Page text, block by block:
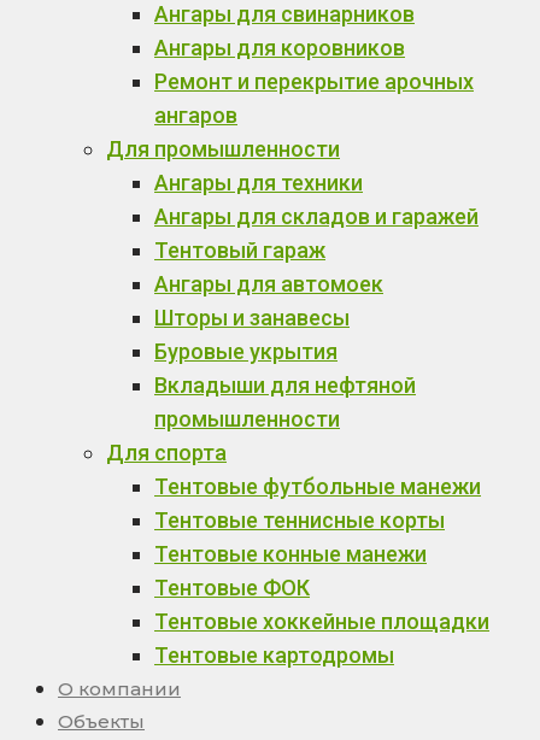
Ангары для свинарников
Ангары для коровников
Ремонт и перекрытие арочных
ангаров
Для промышленности
Ангары для техники
Ангары для складов и гаражей
Тентовый гараж
Ангары для автомоек
Шторы и занавесы
Буровые укрытия
Вкладыши для нефтяной
промышленности
Для спорта
Тентовые футбольные манежи
Тентовые теннисные корты
Тентовые конные манежи
Тентовые ФОК
Тентовые хоккейные площадки
Тентовые картодромы
О компании
Объекты